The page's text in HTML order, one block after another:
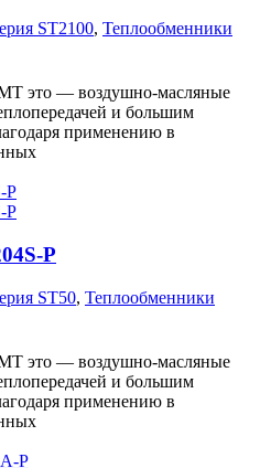
ST2100, Теплообменники
это — воздушно-масляные
и большим
применению в
P
ST50, Теплообменники
это — воздушно-масляные
и большим
применению в